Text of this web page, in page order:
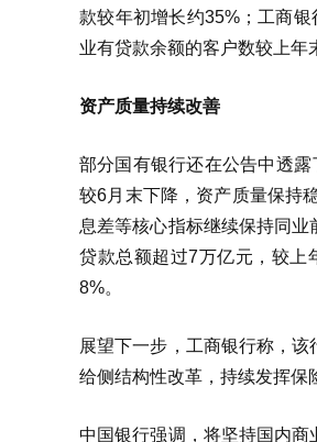
款较年初增长约35%；工商
业有贷款余额的客户数较上年
资产质量持续改善
部分国有银行还在公告中透
较6月末下降，资产质量保持
息差等核心指标继续保持同
贷款总额超过7万亿元，较上
8%。
展望下一步，工商银行称，
给侧结构性改革，持续发挥保
中国银行强调，将坚持国内